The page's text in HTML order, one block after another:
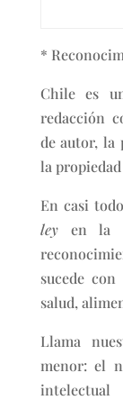
*
Chile es
redacción
de autor, la
la
En casi
ley en la
sucede
salud,
Llama
menor: el